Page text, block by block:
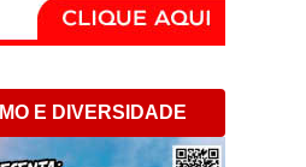
E DIVERSIDADE